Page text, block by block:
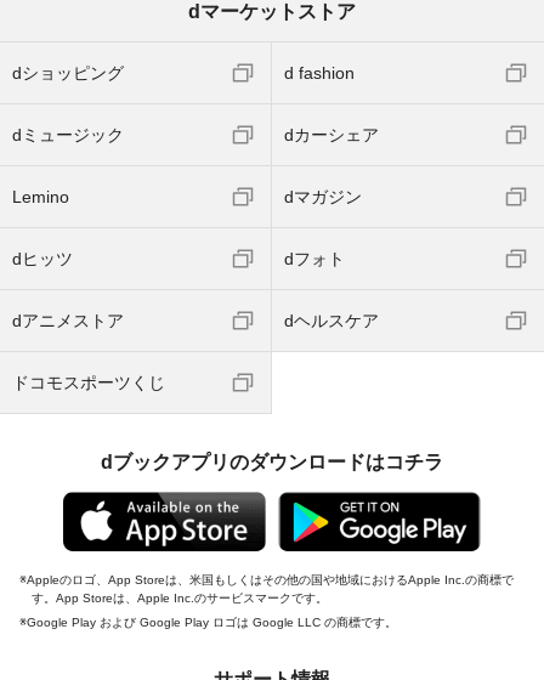
dマーケットストア
dショッピング d fashion
dミュージック dカーシェア
Lemino dマガジン
dヒッツ dフォト
dアニメストア dヘルスケア
ドコモスポーツくじ
dブックアプリのダウンロードはコチラ
Appleのロゴ、App Storeは、米国もしくはその他の国や地域におけるApple Inc.の商標で
す。App Storeは、Apple Inc.のサービスマークです。
Google Play および Google Play ロゴは Google LLC の商標です。